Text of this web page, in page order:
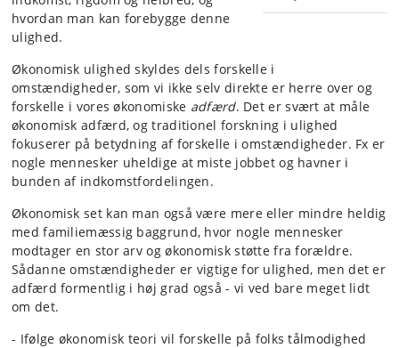
hvordan man kan forebygge denne
ulighed.
Økonomisk ulighed skyldes dels forskelle i
omstændigheder, som vi ikke selv direkte er herre over og
forskelle i vores økonomiske adfærd. Det er svært at måle
økonomisk adfærd, og traditionel forskning i ulighed
fokuserer på betydning af forskelle i omstændigheder. Fx er
nogle mennesker uheldige at miste jobbet og havner i
bunden af indkomstfordelingen.
Økonomisk set kan man også være mere eller mindre heldig
med familiemæssig baggrund, hvor nogle mennesker
modtager en stor arv og økonomisk støtte fra forældre.
Sådanne omstændigheder er vigtige for ulighed, men det er
adfærd formentlig i høj grad også - vi ved bare meget lidt
om det.
- Ifølge økonomisk teori vil forskelle på folks tålmodighed